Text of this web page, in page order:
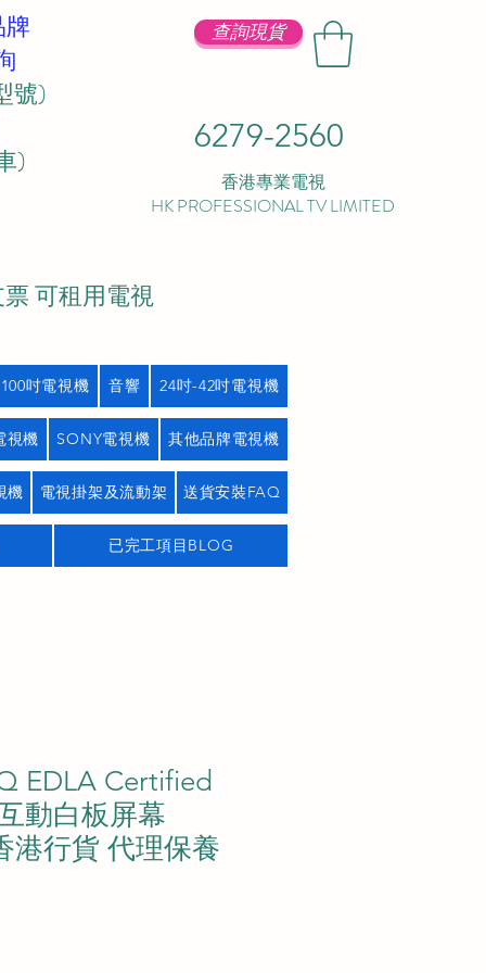
查詢現貨
6279-2560
香港專業電視
HK PROFESSIONAL TV LIMITED
號)
)
可租用電視
吋電視機 音響 24吋-42吋電視機
視機 SONY電視機 其他品牌電視機
機 電視掛架及流動架 送貨安裝FAQ
已完工項目BLOG
EDLA Certified
動白板屏幕
港行貨 代理保養